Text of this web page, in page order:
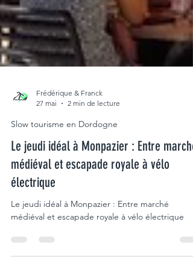
27 mai
2 min de lecture
Slow tourisme en Dordogne
Le jeudi idéal à Monpazier : Entre marché
médiéval et escapade royale à vélo
électrique
Le jeudi idéal à Monpazier : Entre marché
médiéval et escapade royale à vélo électrique